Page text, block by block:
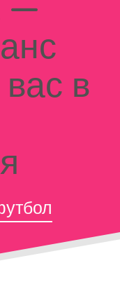
—
в